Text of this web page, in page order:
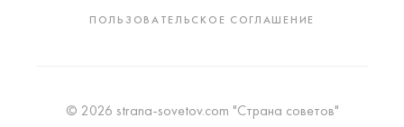
ПОЛЬЗОВАТЕЛЬСКОЕ СОГЛАШЕНИЕ
© 2026 strana-sovetov.com "Страна советов"